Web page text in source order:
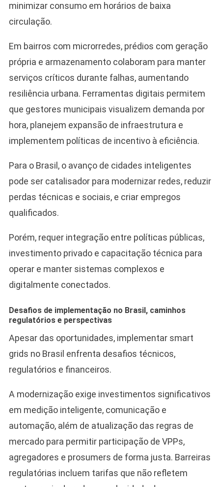
minimizar consumo em horários de baixa
circulação.
Em bairros com microrredes, prédios com geração
própria e armazenamento colaboram para manter
serviços críticos durante falhas, aumentando
resiliência urbana. Ferramentas digitais permitem
que gestores municipais visualizem demanda por
hora, planejem expansão de infraestrutura e
implementem políticas de incentivo à eficiência.
Para o Brasil, o avanço de cidades inteligentes
pode ser catalisador para modernizar redes, reduzir
perdas técnicas e sociais, e criar empregos
qualificados.
Porém, requer integração entre políticas públicas,
investimento privado e capacitação técnica para
operar e manter sistemas complexos e
digitalmente conectados.
Desafios de implementação no Brasil, caminhos
regulatórios e perspectivas
Apesar das oportunidades, implementar smart
grids no Brasil enfrenta desafios técnicos,
regulatórios e financeiros.
A modernização exige investimentos significativos
em medição inteligente, comunicação e
automação, além de atualização das regras de
mercado para permitir participação de VPPs,
agregadores e prosumers de forma justa. Barreiras
regulatórias incluem tarifas que não refletem